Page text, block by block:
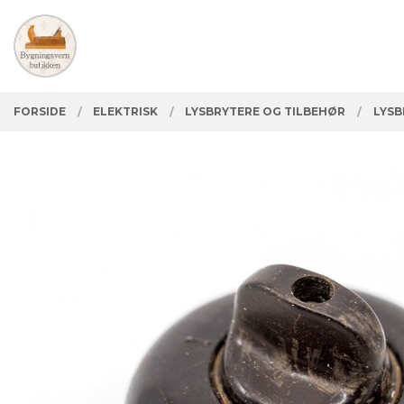
innholdet
PRODUKTER
Lukk
FORSIDE ELEKTRISK LYSBRYTERE OG TILBEHØR